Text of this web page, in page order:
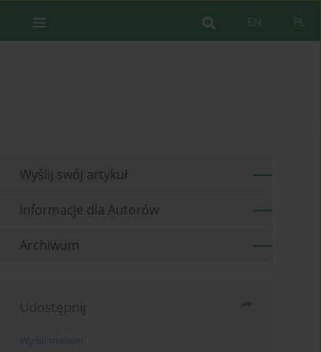
PL
EN
Wyślij swój artykuł
Informacje dla Autorów
Archiwum
Udostępnij
Wyślij mailem